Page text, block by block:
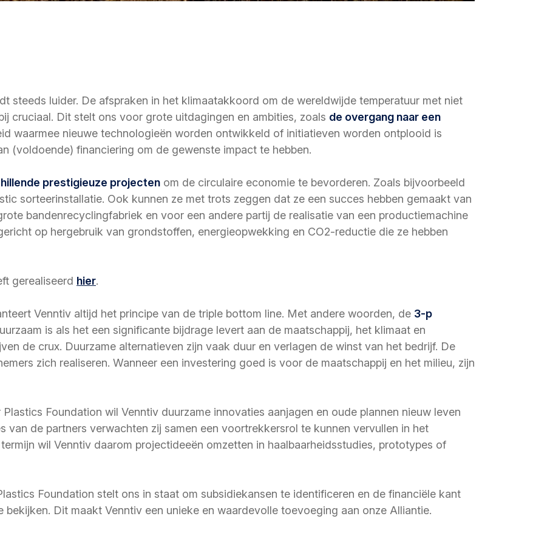
steeds luider. De afspraken in het klimaatakkoord om de wereldwijde temperatuur met niet
cruciaal. Dit stelt ons voor grote uitdagingen en ambities, zoals de overgang naar een
waarmee nieuwe technologieën worden ontwikkeld of initiatieven worden ontplooid is
(voldoende) financiering om de gewenste impact te hebben.
prestigieuze projecten om de circulaire economie te bevorderen. Zoals bijvoorbeeld
sorteerinstallatie. Ook kunnen ze met trots zeggen dat ze een succes hebben gemaakt van
bandenrecyclingfabriek en voor een andere partij de realisatie van een productiemachine
op hergebruik van grondstoffen, energieopwekking en CO2-reductie die ze hebben
gerealiseerd hier.
Venntiv altijd het principe van de triple bottom line. Met andere woorden, de 3-p
is als het een significante bijdrage levert aan de maatschappij, het klimaat en
de crux. Duurzame alternatieven zijn vaak duur en verlagen de winst van het bedrijf. De
zich realiseren. Wanneer een investering goed is voor de maatschappij en het milieu, zijn
Foundation wil Venntiv duurzame innovaties aanjagen en oude plannen nieuw leven
van de partners verwachten zij samen een voortrekkersrol te kunnen vervullen in het
wil Venntiv daarom projectideeën omzetten in haalbaarheidsstudies, prototypes of
Foundation stelt ons in staat om subsidiekansen te identificeren en de financiële kant
Dit maakt Venntiv een unieke en waardevolle toevoeging aan onze Alliantie.